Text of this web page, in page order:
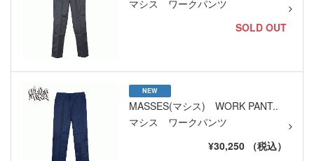
マシス ワークパンツ
SOLD OUT
NEW
MASSES(マシス) WORK PANT..
マシス ワークパンツ
¥30,250 （税込）